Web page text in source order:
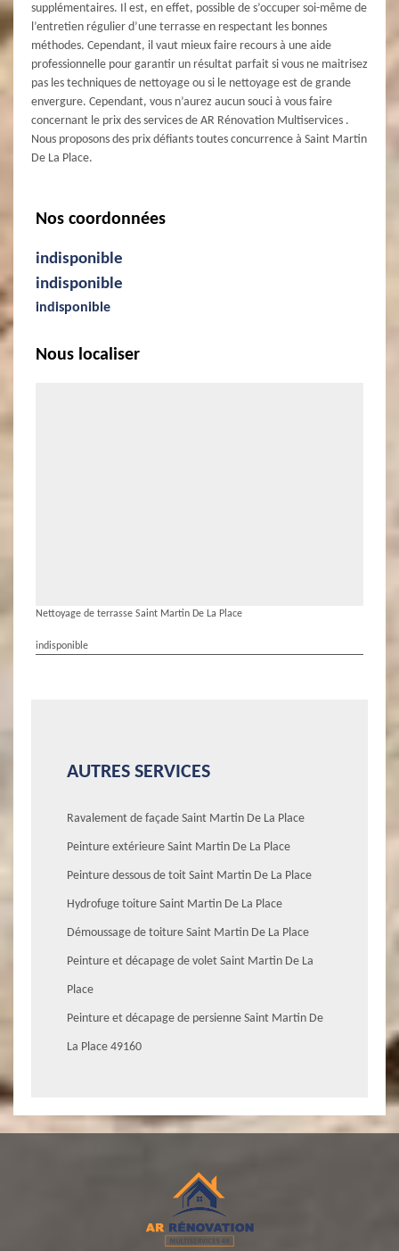
supplémentaires. Il est, en effet, possible de s’occuper soi-même de
l’entretien régulier d’une terrasse en respectant les bonnes
méthodes. Cependant, il vaut mieux faire recours à une aide
professionnelle pour garantir un résultat parfait si vous ne maitrisez
pas les techniques de nettoyage ou si le nettoyage est de grande
envergure. Cependant, vous n’aurez aucun souci à vous faire
concernant le prix des services de AR Rénovation Multiservices .
Nous proposons des prix défiants toutes concurrence à Saint Martin
De La Place.
Nos coordonnées
indisponible
indisponible
indisponible
Nous localiser
Nettoyage de terrasse Saint Martin De La Place
indisponible
AUTRES SERVICES
Ravalement de façade Saint Martin De La Place
Peinture extérieure Saint Martin De La Place
Peinture dessous de toit Saint Martin De La Place
Hydrofuge toiture Saint Martin De La Place
Démoussage de toiture Saint Martin De La Place
Peinture et décapage de volet Saint Martin De La
Place
Peinture et décapage de persienne Saint Martin De
La Place 49160